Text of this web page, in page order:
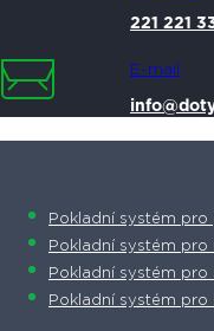
221 221
E-mail
Pokladní systém pro
Pokladní systém
Pokladní systém pro
Pokladní systém pro